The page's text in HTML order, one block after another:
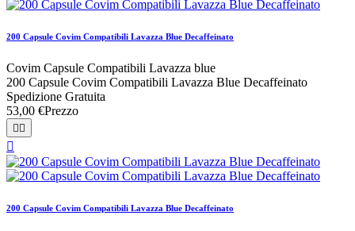
200 Capsule Covim Compatibili Lavazza Blue Decaffeinato
Covim Capsule Compatibili Lavazza blue
200 Capsule Covim Compatibili Lavazza Blue Decaffeinato
Spedizione Gratuita
53,00 €Prezzo


200 Capsule Covim Compatibili Lavazza Blue Decaffeinato